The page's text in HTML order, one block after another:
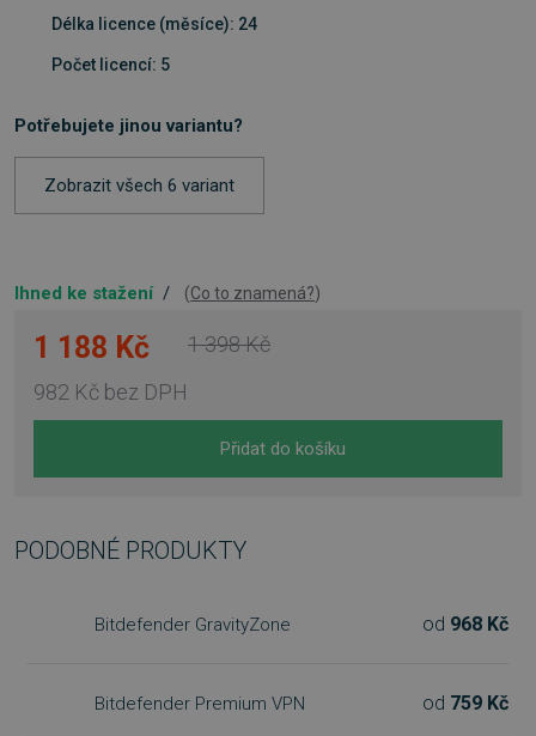
Délka licence (měsíce): 24
Počet licencí: 5
Potřebujete jinou variantu?
Zobrazit všech 6 variant
Ihned ke stažení / (Co to znamená?)
1 188 Kč
982 Kč bez DPH
1 398 Kč
Přidat do košíku
PODOBNÉ PRODUKTY
Bitdefender GravityZone od 968 Kč
Bitdefender Premium VPN od 759 Kč